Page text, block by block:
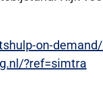
on-
?ref=simtra